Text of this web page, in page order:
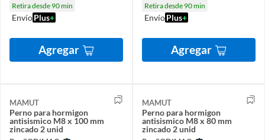
Retira desde 90 min
EnvíoPlus+
Agregar
Retira desde 90 min
EnvíoPlus+
Agregar
MAMUT
Perno para hormigon
antisismico M8 x 100 mm
zincado 2 unid
MAMUT
Perno para hormigon
antisismico M8 x 80 mm
zincado 2 unid